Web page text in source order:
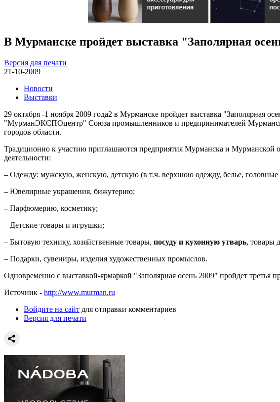
В Мурманске пройдет выставка "Заполярная
Версия для печати
21-10-2009
Новости
Выставки
29 октября -1 ноября 2009 года2 в Мурманске пройдет выставка "Заполярная
"МурманЭКСПОцентр" Союза промышленников и предпринимателей
городов области.
Традиционно к участию приглашаются предприятия Мурманска и
деятельности:
– Одежду: мужскую, женскую, детскую (в т.ч. верхнюю одежду, белье, головные
– Ювелирные украшения, бижутерию;
– Парфюмерию, косметику;
– Детские товары и игрушки;
– Бытовую технику, хозяйственные товары, посуду и кухонную утварь, товары
– Подарки, сувениры, изделия художественных промыслов.
Одновременно с выставкой-ярмаркой "Заполярная осень 2009" пройдет третья
Источник - http://www.murman.ru
Войдите на сайт для отправки комментариев
Версия для печати